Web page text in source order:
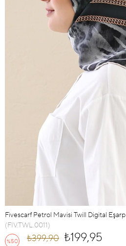
Fivescarf Petrol Mavisi Twill Digital Eşarp
(FIV.TWL.0011)
%50 ₺399,90 ₺199,95